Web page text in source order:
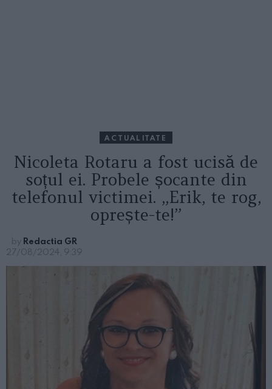
ACTUALITATE
Nicoleta Rotaru a fost ucisă de
soțul ei. Probele șocante din
telefonul victimei. „Erik, te rog,
oprește-te!”
by Redactia GR
27/08/2024, 9:39